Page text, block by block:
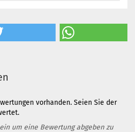
vorhanden. Seien Sie der
um eine Bewertung abgeben zu